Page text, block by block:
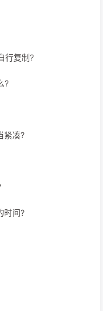
行复制?
?
紧凑?
时间?